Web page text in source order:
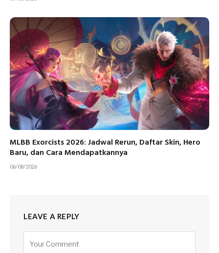
MLBB Exorcists 2026: Jadwal Rerun, Daftar Skin, Hero
Baru, dan Cara Mendapatkannya
06/08/2026
LEAVE A REPLY